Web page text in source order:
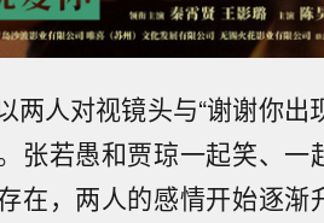
两人对视镜头与“谢谢你出
张若愚和贾琼一起笑、
在，两人的感情开始逐